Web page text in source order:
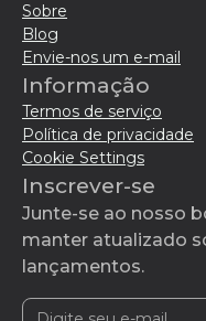
Sobre
Blog
Envie-nos um e-mail
Informação
Termos de serviço
Política de privacidade
Cookie Settings
Inscrever-se
Junte-se ao nosso
manter atualizado
lançamentos.